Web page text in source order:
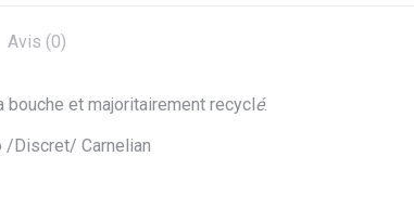
Avis (0)
bouche et majoritairement recyclé.
/Discret/ Carnelian